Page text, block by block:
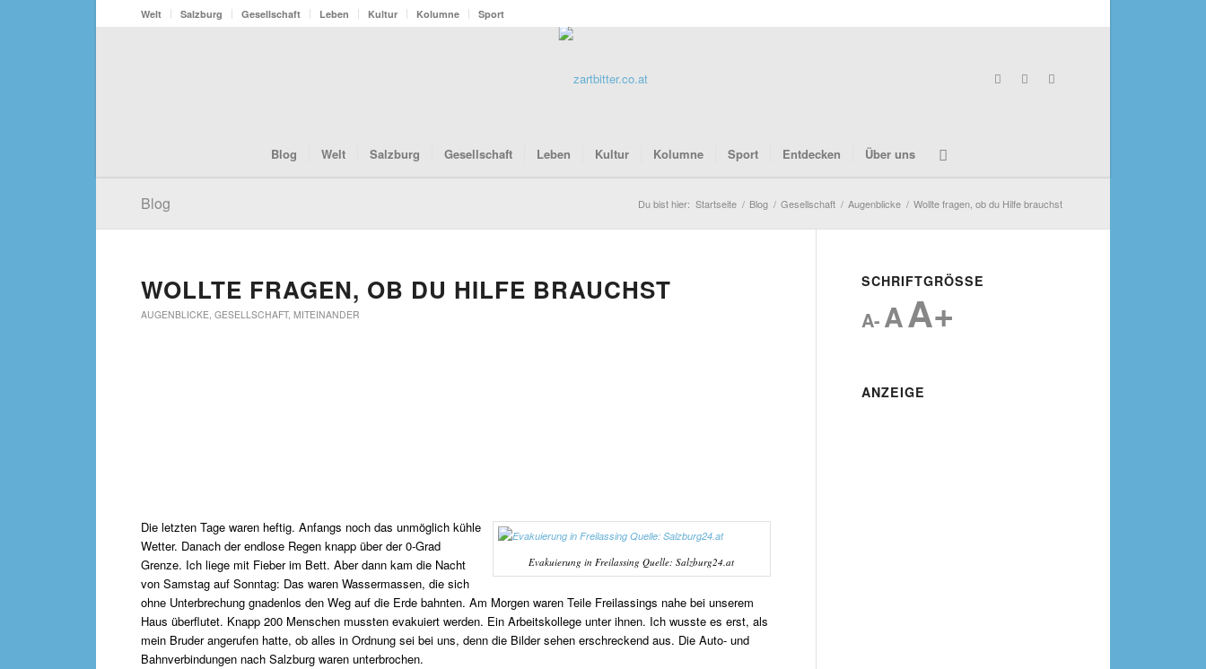
Welt Salzburg Gesellschaft Leben Kultur Kolumne Sport
Blog Welt Salzburg Gesellschaft Leben Kultur Kolumne Sport Entdecken Über uns
Blog Du bist hier: Startseite / Blog / Gesellschaft / Augenblicke / Wollte fragen, ob du Hilfe brauchst
WOLLTE FRAGEN, OB DU HILFE BRAUCHST
AUGENBLICKE, GESELLSCHAFT, MITEINANDER
Evakuierung in Freilassing Quelle: Salzburg24.at
Die letzten Tage waren heftig. Anfangs noch das unmöglich kühle
Wetter. Danach der endlose Regen knapp über der 0-Grad
Grenze. Ich liege mit Fieber im Bett. Aber dann kam die Nacht
von Samstag auf Sonntag: Das waren Wassermassen, die sich
ohne Unterbrechung gnadenlos den Weg auf die Erde bahnten. Am Morgen waren Teile Freilassings nahe bei unserem
Haus überflutet. Knapp 200 Menschen mussten evakuiert werden. Ein Arbeitskollege unter ihnen. Ich wusste es erst, als
mein Bruder angerufen hatte, ob alles in Ordnung sei bei uns, denn die Bilder sehen erschreckend aus. Die Auto- und
Bahnverbindungen nach Salzburg waren unterbrochen.
SCHRIFTGRÖSSE
A- AA+
ANZEIGE